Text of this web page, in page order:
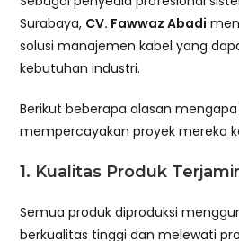
Surabaya, CV. Fawwaz Abadi
solusi manajemen kabel yang
kebutuhan industri.
Berikut beberapa alasan
mempercayakan proyek mereka
1. Kualitas Produk
Semua produk diproduksi
berkualitas tinggi dan melewati